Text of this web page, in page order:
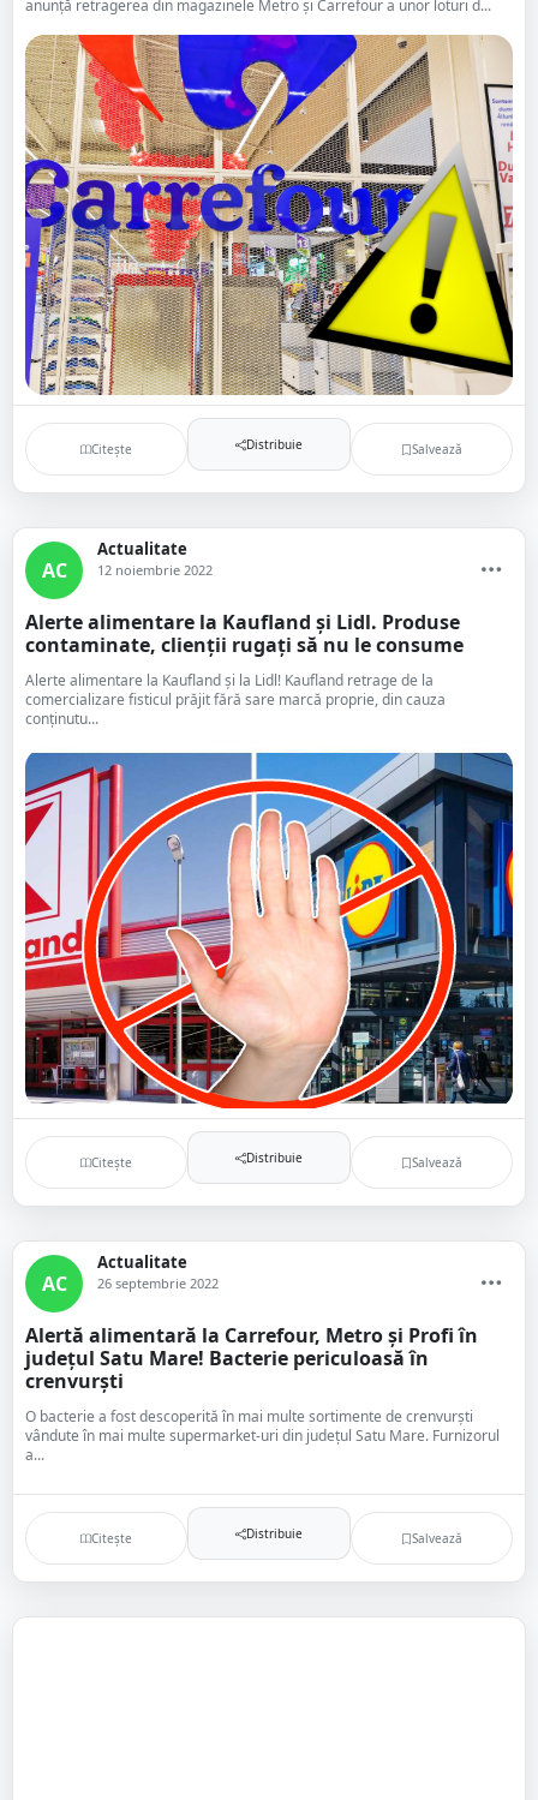
anunță retragerea din magazinele Metro și Carrefour a unor loturi d...
Citește Distribuie Salvează
AC
Actualitate
12 noiembrie 2022
Alerte alimentare la Kaufland și Lidl. Produse
contaminate, clienții rugați să nu le consume
Alerte alimentare la Kaufland și la Lidl! Kaufland retrage de la
comercializare fisticul prăjit fără sare marcă proprie, din cauza
conţinutu...
Citește Distribuie Salvează
AC
Actualitate
26 septembrie 2022
Alertă alimentară la Carrefour, Metro și Profi în
județul Satu Mare! Bacterie periculoasă în
crenvurști
O bacterie a fost descoperită în mai multe sortimente de crenvurști
vândute în mai multe supermarket-uri din județul Satu Mare. Furnizorul
a...
Citește Distribuie Salvează